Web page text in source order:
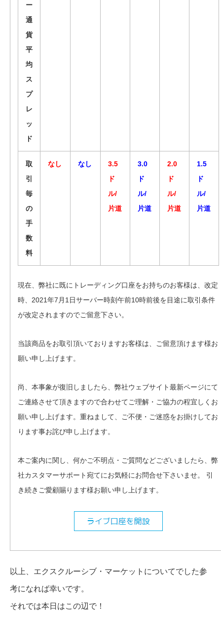
ー
通
貨
平
均
ス
プ
レ
ッ
ド
取
引
毎
の
手
数
料
なし なし
3.5
ド
ル/
片道
3.0
ド
ル/
片道
2.0
ド
ル/
片道
1.5
ド
ル/
片道
現在、弊社に既にトレーディング口座をお持ちのお客様は、改定
時、2021年7月1日サーバー時刻午前10時前後を目途に取引条件
が改定されますのでご留意下さい。
当該商品をお取引頂いておりますお客様は、
ご留意頂けます様お
願い申し上げます。
尚、本事象が復旧しましたら、弊社ウェブサイト最新ページにて
ご連絡させて頂きますので合わせてご理解・ ご協力の程宜しくお
願い申し上げます。重ねまして、ご不便・ ご迷惑をお掛けしてお
ります事お詫び申し上げます。
本ご案内に関し、何かご不明点・ご質問などございましたら、 弊
社カスタマーサポート宛てにお気軽にお問合せ下さいませ。 引
き続きご愛顧賜ります様お願い申し上げます。
以上、エクスクルーシブ・マーケットについてでした参
考になれば幸いです。
それでは本日はこの辺で！